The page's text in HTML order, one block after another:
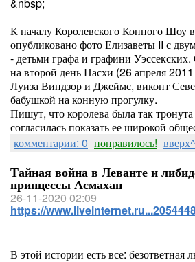
К началу Королевского Конного Шоу
опубликовано фото Елизаветы II с
- детьми графа и графини
на второй день Пасхи (26 апреля
Луиза Виндзор и Джеймс, виконт
бабушкой на конную прогулку.
Пишут, что королева была так
согласилась показать ее широкой
комментарии: 0 понравилось! вверх^
Тайная война в Леванте и
принцессы Асмахан
26-11-2020 02:09
https://
В этой истории есть все: